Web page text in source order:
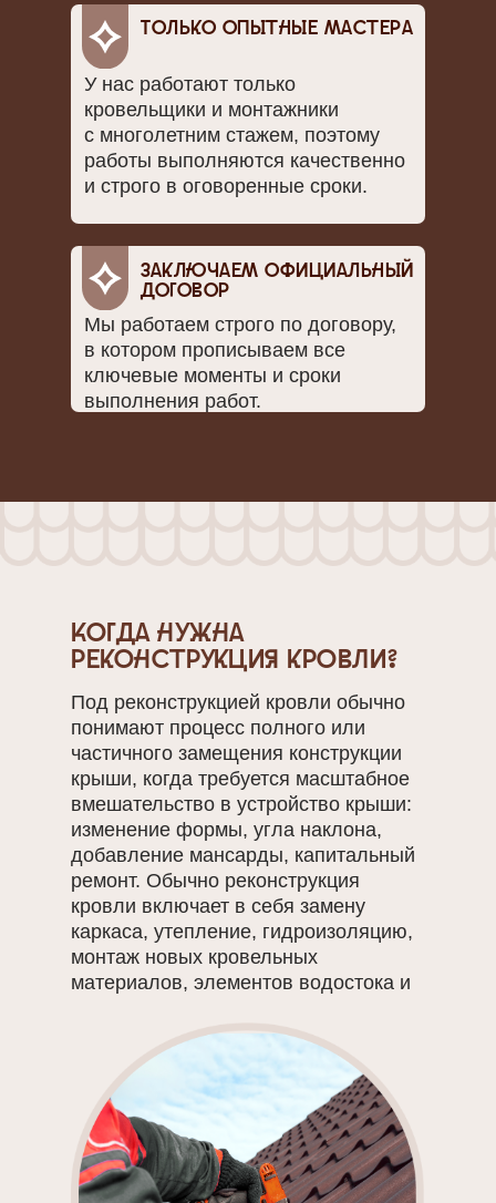
Только опытные мастера
У нас работают только
кровельщики и монтажники
с многолетним стажем, поэтому
работы выполняются качественно
и строго в оговоренные сроки.
Заключаем официальный
договор
Мы работаем строго по договору,
в котором прописываем все
ключевые моменты и сроки
выполнения работ.
Когда нужна
реконструкция кровли?
Под реконструкцией кровли обычно
понимают процесс полного или
частичного замещения конструкции
крыши, когда требуется масштабное
вмешательство в устройство крыши:
изменение формы, угла наклона,
добавление мансарды, капитальный
ремонт. Обычно реконструкция
кровли включает в себя замену
каркаса, утепление, гидроизоляцию,
монтаж новых кровельных
материалов, элементов водостока и